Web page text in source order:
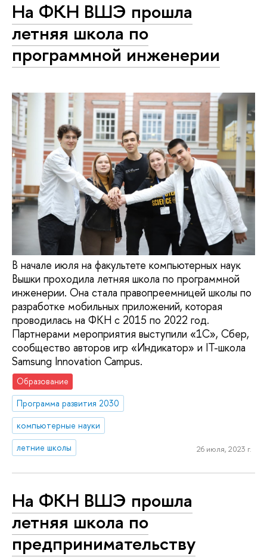
На ФКН ВШЭ прошла
летняя школа по
программной инженерии
В начале июля на факультете компьютерных наук
Вышки проходила летняя школа по программной
инженерии. Она стала правопреемницей школы по
разработке мобильных приложений, которая
проводилась на ФКН с 2015 по 2022 год.
Партнерами мероприятия выступили «1С», Сбер,
сообщество авторов игр «Индикатор» и IT-школа
Samsung Innovation Campus.
Образование
Программа развития 2030
компьютерные науки
летние школы
26 июля, 2023 г.
На ФКН ВШЭ прошла
летняя школа по
предпринимательству